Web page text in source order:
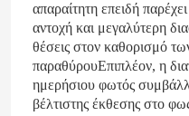
απαραίτητη επειδή
αντοχή και μεγαλύτερη
θέσεις στον καθορισμό
παραθύρουΕπιπλέον, η
ημερήσιου φωτός
βέλτιστης έκθεσης στο